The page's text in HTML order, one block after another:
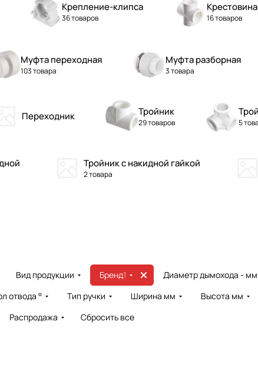
Крепление-клипса
36 товаров
Крестовина
16 товаров
Муфта переходная
103 товара
Муфта разборная
3 товара
Переходник Тройник
29 товаров 5
Тройник с накидной гайкой
2 товара
Вид продукции Бренд1 Диаметр дымохода - мм
отвода ° Тип ручки Ширина мм Высота мм
Распродажа Сбросить все